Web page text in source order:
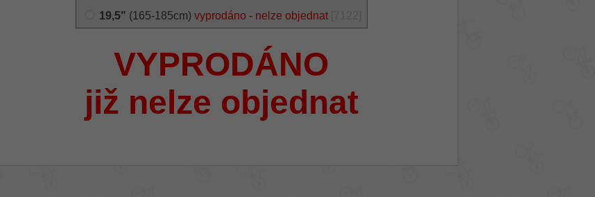
19,5" (165-185cm) vyprodáno - nelze objednat
VYPRODÁNO
již nelze objednat